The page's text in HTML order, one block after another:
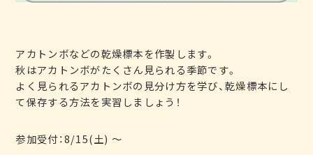
アカトンボなどの乾燥標本を作製します。
秋はアカトンボがたくさん見られる季節です。
よく見られるアカトンボの見分け方を学び、乾燥標本にし
て保存する方法を実習しましょう！
参加受付：8/15(土) ～